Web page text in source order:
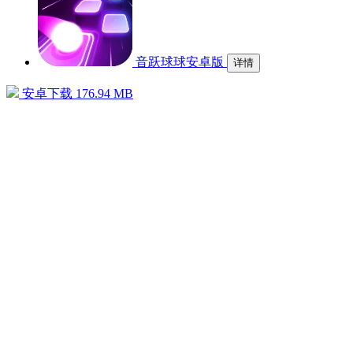
音跃球球安卓版 详情
安卓下载 176.94 MB